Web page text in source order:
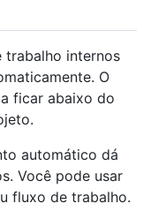
trabalho internos
O
ficar abaixo do
automático dá
Você pode usar
fluxo de trabalho.